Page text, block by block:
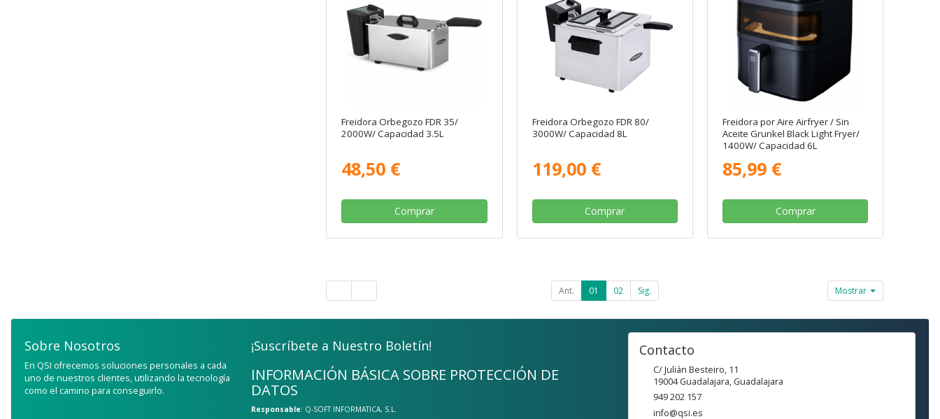
Freidora Orbegozo FDR 35/
2000W/ Capacidad 3.5L
48,50 €
Comprar
Freidora Orbegozo FDR 80/
3000W/ Capacidad 8L
119,00 €
Comprar
Freidora por Aire Airfryer / Sin
Aceite Grunkel Black Light Fryer/
1400W/ Capacidad 6L
85,99 €
Comprar
Ant. 01 02 Sig. Mostrar
Sobre Nosotros
En QSI ofrecemos soluciones personales a cada
uno de nuestros clientes, utilizando la tecnología
como el camino para conseguirlo.
¡Suscríbete a Nuestro Boletín!
INFORMACIÓN BÁSICA SOBRE PROTECCIÓN DE
DATOS
Responsable: Q-SOFT INFORMATICA, S.L.
Contacto
C/ Julián Besteiro, 11
19004 Guadalajara, Guadalajara
949 202 157
info@qsi.es